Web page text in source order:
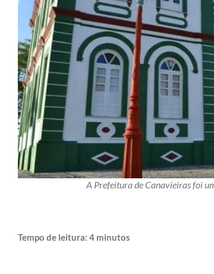
A Prefeitura de Canavieiras foi
Tempo de leitura: 4 minutos